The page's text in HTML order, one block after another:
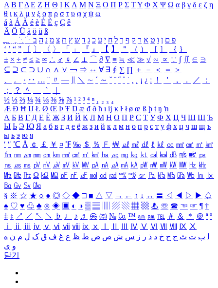
Α Β ΓΔ Ε Ζ Η Θ Ι ΚΛ Μ Ν Ξ Ο Π Ρ Σ ΤΥ Φ Χ Ψ Ω α β γ δ ε ζ η
θ ι κ λ μ ν ξ ο π ρ σ τ υ φ χ ψ ω
á à Á À é è É È ç Ç ê
Ä Ö Ü ä ö ü ß
ִֶֹ ֻּ ׁׂ פ ם ן ו ט א ר ק ף ך ל ח י ע כ ג ד ש ץ ת צ מ נ ה ב
‘ ’ “ ” 〔 〕 〈 〉 「 」 『 』 【 】 ＂ （ ） ［ ］ ｛ ｝
± × ÷ ≠ ≤ ≥ ∞ ∴ ♂ ♀ ∠ ⊥ ⌒ ∂ ∇ ≡ ≒ ≪ ≫ √ ∽ ∝ ∵ ∫ ∬ ∈ ∋
⊆ ⊇ ⊂ ⊃ ∪ ∩ ∧ ∨ ￢ ⇒ ⇔ ∀ ∃ ∮ ∑ ∏ ＋ － ＜ ＝
＞
、
。 · ‥ … ¨ 〃 ― ＼ ∼ ´ ～ ˇ ˘ ˝ ˚ ˙ ¸ ¡ ¿ ː ！ ＇ ， ． ／
：
；
？ ＾ ｀
½ ⅓ ⅔ ¼ ¾ ⅛ ⅜ ⅝ ⅞ ¹ ² ³ ⁴ ⁿ ₁ ₂ ₃ ₄
Æ Ð Ħ Ĳ Ł Ø Œ Þ Ŧ Ŋ æ đ ð ħ ı ĳ ĸ ŀ ł ø œ ß þ ŧ ŋ ŉ
А Б В Г Д Е Ё Ж З И Й К Л М Н О П Р С Т У Ф Х Ц Ч Ш Щ Ъ
Ы Ь Э Ю Я а б в г д е ё ж з и й к л м н о п р с т у ф х ц ч ш щ ъ
ы ь э ю я
′ ″ ℃ Å ￠ ￡ ￥ ¤ ℉ ‰ ＄ ％ Ｆ ￦ ㎕ ㎖ ㎗ ℓ ㎘ ㏄ ㎣ ㎤ ㎥ ㎦
㎙ ㎚ ㎛ ㎜ ㎝ ㎞ ㎟ ㎠ ㎡ ㎢ ㏊ ㎍ ㎎ ㎏ ㏏ ㎈ ㎉ ㏈ ㎧ ㎨ ㎰
㎱ ㎲ ㎳ ㎴ ㎵ ㎶ ㎷ ㎸ ㎹ ㎀ ㎁ ㎂ ㎃ ㎄ ㎺ ㎻ ㎽ ㎾ ㎿ ㎐ ㎑
㎒ ㎓ ㎔ Ω ㏀ ㏁ ㎊ ㎋ ㎌ ㏖ ㏅ ㎭ ㎮ ㎯ ㏛ ㎩ ㎪ ㎫ ㎬ ㏝ ㏐
㏓
㏃ ㏉ ㏜ ㏆
§ ※ ☆ ★ ○ ● ◎ ◇ ◆ □ ■ △ ▽ → ← ↑ ↓ ↔ 〓 ◁ ◀ ▷ ▶ ♤
♠ ♡ ♥ ♧ ♣ ⊙ ◈ ▣ ◐ ◑ ▒ ▤ ▨ ▧ ▦ ▩ ♨ ☏ ☎ ☜ ☞ ¶ †
‡ ↕ ↗ ↙ ↖ ↘ ♭ ♩ ♪ ♬ ㉿ ㈜ № ㏇ ™ ㏂ ㏘ ℡ ＃ ＆ ＊ ＠ ª º
ⅰ
ⅱ ⅲ ⅳ ⅴ ⅵ ⅶ ⅷ ⅸ ⅹ Ⅳ Ⅴ Ⅵ Ⅶ Ⅷ Ⅸ Ⅹ
ب ت ث ج ح خ د ذ ر ز س ش ص ض ط ظ ع غ ف ق ک ل م ن ه
و ی
닫기